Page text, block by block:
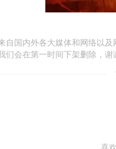
国内外各大媒体和网络以
们会在第一时间下架删除，
喜